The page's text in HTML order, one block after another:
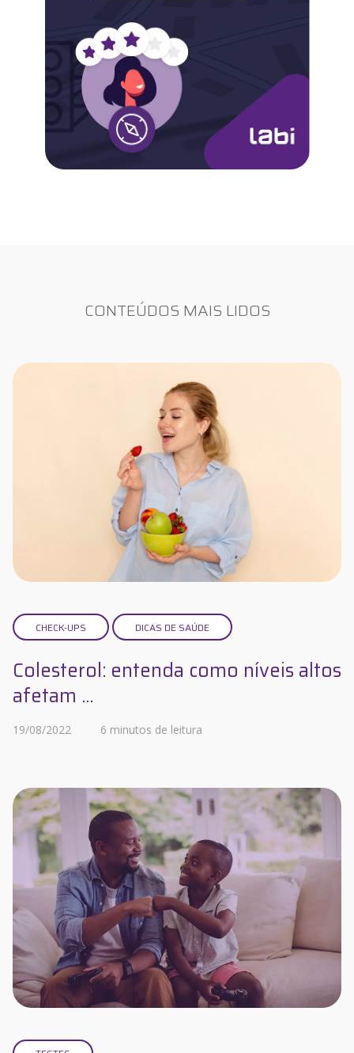
CONTEÚDOS MAIS LIDOS
CHECK-UPS DICAS DE SAÚDE
Colesterol: entenda como níveis altos
afetam ...
19/08/2022 6 minutos de leitura